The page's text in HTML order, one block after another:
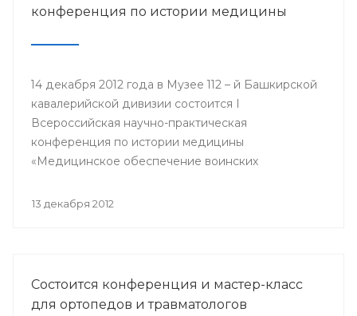
конференция по истории медицины
14 декабря 2012 года в Музее 112 – й Башкирской
кавалерийской дивизии состоится I
Всероссийская научно-практическая
конференция по истории медицины
«Медицинское обеспечение воинских
войны».
13 декабря 2012
Состоится конференция и мастер-класс
для ортопедов и травматологов